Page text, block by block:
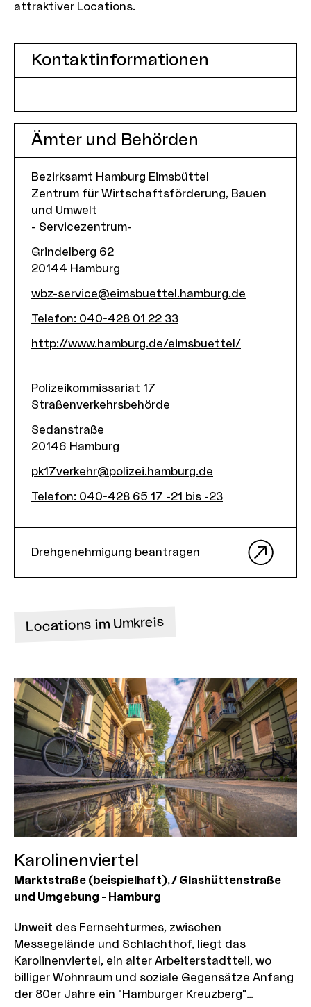
attraktiver Locations.
Kontaktinformationen
Ämter und Behörden
Bezirksamt Hamburg Eimsbüttel
Zentrum für Wirtschaftsförderung, Bauen
und Umwelt
- Servicezentrum-
Grindelberg 62
20144 Hamburg
wbz-service@eimsbuettel.hamburg.de
Telefon: 040-428 01 22 33
http://www.hamburg.de/eimsbuettel/
Polizeikommissariat 17
Straßenverkehrsbehörde
Sedanstraße
20146 Hamburg
pk17verkehr@polizei.hamburg.de
Telefon: 040-428 65 17 -21 bis -23
Drehgenehmigung beantragen
Locations im Umkreis
Karolinenviertel
Marktstraße (beispielhaft), / Glashüttenstraße
und Umgebung - Hamburg
Unweit des Fernsehturmes, zwischen
Messegelände und Schlachthof, liegt das
Karolinenviertel, ein alter Arbeiterstadtteil, wo
billiger Wohnraum und soziale Gegensätze Anfang
der 80er Jahre ein "Hamburger Kreuzberg"